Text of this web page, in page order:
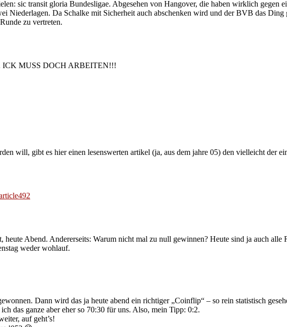
sic transit gloria Bundesligae. Abgesehen von Hangover, die haben wirklich gegen
Niederlagen. Da Schalke mit Sicherheit auch abschenken wird und der BVB das
zu vertreten.
ICK MUSS DOCH ARBEITEN!!!
will, gibt es hier einen lesenswerten artikel (ja, aus dem jahre 05) den vielleicht der
Abend. Andererseits: Warum nicht mal zu null gewinnen? Heute sind ja auch alle
weder wohlauf.
Dann wird das ja heute abend ein richtiger „Coinflip“ – so rein statistisch
das ganze aber eher so 70:30 für uns. Also, mein Tipp: 0:2.
auf geht’s!